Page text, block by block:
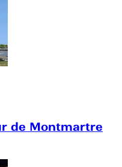
de Montmartre